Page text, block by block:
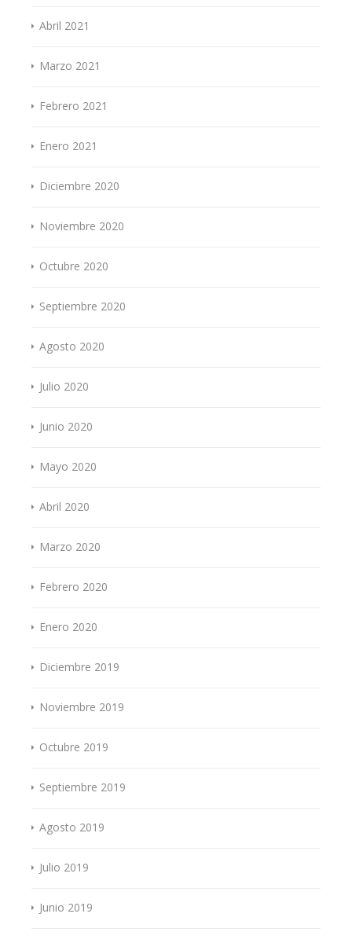
Abril 2021
Marzo 2021
Febrero 2021
Enero 2021
Diciembre 2020
Noviembre 2020
Octubre 2020
Septiembre 2020
Agosto 2020
Julio 2020
Junio 2020
Mayo 2020
Abril 2020
Marzo 2020
Febrero 2020
Enero 2020
Diciembre 2019
Noviembre 2019
Octubre 2019
Septiembre 2019
Agosto 2019
Julio 2019
Junio 2019